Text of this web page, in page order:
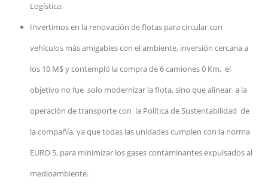
Logística.
Invertimos en la renovación de flotas para circular con
vehículos más amigables con el ambiente, inversión cercana a
los 10 M$ y contempló la compra de 6 camiones 0 Km, el
objetivo no fue solo modernizar la flota, sino que alinear a la
operación de transporte con la Política de Sustentabilidad de
la compañía, ya que todas las unidades cumplen con la norma
EURO 5, para minimizar los gases contaminantes expulsados al
medioambiente.